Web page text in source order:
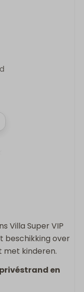
Villa Super VIP
beschikking over
met kinderen.
en